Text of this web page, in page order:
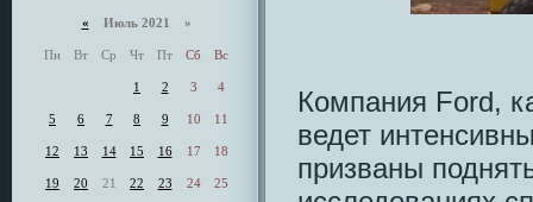
« Июль 2021 »
Пн Вт Ср Чт Пт Сб Вс
1 2 3 4
5 6 7 8 9 10 11
12 13 14 15 16 17 18
19 20 21 22 23 24 25
Компания Ford,
ведет
призваны